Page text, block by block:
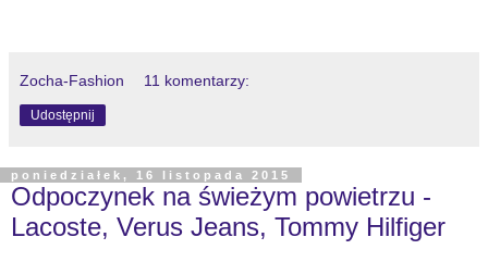
Zocha-Fashion 11 komentarzy:
Udostępnij
poniedziałek, 16 listopada 2015
Odpoczynek na świeżym powietrzu -
Lacoste, Verus Jeans, Tommy Hilfiger